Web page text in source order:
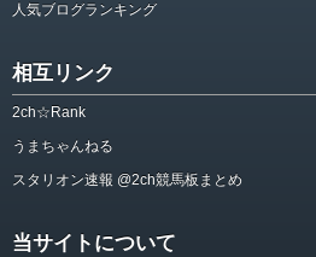
人気ブログランキング
相互リンク
2ch☆Rank
うまちゃんねる
スタリオン速報 @2ch競馬板まとめ
当サイトについて